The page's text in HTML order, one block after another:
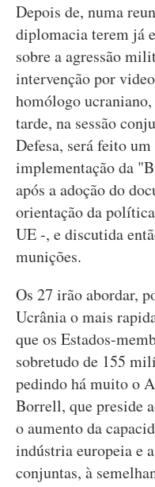
Depois de, numa
diplomacia terem já
sobre a agressão
intervenção por
homólogo
tarde, na sessão
Defesa, será feito
implementação da
após a adoção do
orientação da
UE -, e discutida
munições.
Os 27 irão abordar,
Ucrânia o mais
que os Estados-
sobretudo de 155
pedindo há muito o
Borrell, que preside
o aumento da
indústria europeia e
conjuntas, à